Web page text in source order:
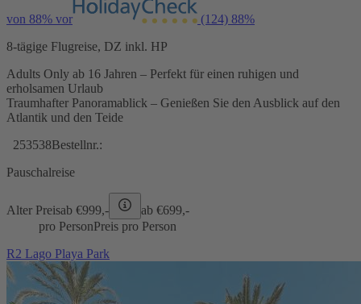
von 88% vor (124) 88%
8-tägige Flugreise, DZ inkl. HP
Adults Only ab 16 Jahren – Perfekt für einen ruhigen und
erholsamen Urlaub
Traumhafter Panoramablick – Genießen Sie den Ausblick auf den
Atlantik und den Teide
253538Bestellnr.:
Pauschalreise
Alter Preisab €999,- ab €699,-
pro PersonPreis pro Person
R2 Lago Playa Park